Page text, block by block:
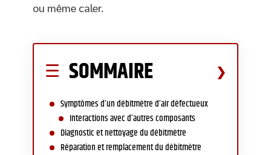
ou même caler.
SOMMAIRE
Symptômes d’un débitmètre d’air défectueux
Interactions avec d’autres composants
Diagnostic et nettoyage du débitmètre
Réparation et remplacement du débitmètre